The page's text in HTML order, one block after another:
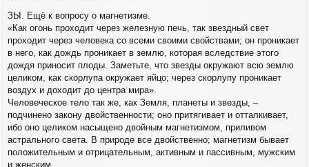
ЗЫ. Ещё к вопросу о магнетизме.
«Как огонь проходит через железную печь, так звездный свет
проходит через человека со всеми своими свойствами; он проникает
в него, как дождь проникает в землю, которая вследствие этого
дождя приносит плоды. Заметьте, что звезды окружают всю землю
целиком, как скорлупа окружает яйцо; через скорлупу проникает
воздух и доходит до центра мира».
Человеческое тело так же, как Земля, планеты и звезды, –
подчинено закону двойственности; оно притягивает и отталкивает,
ибо оно целиком насыщено двойным магнетизмом, приливом
астрального света. В природе все двойственно; магнетизм бывает
положительным и отрицательным, активным и пассивным, мужским
и женским.